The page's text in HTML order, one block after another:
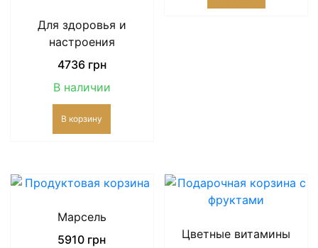
Для здоровья и
настроения
4736грн
В наличии
В корзину
Марсель
5910 грн
Цветные витамины